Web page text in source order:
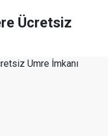
Ücretsiz